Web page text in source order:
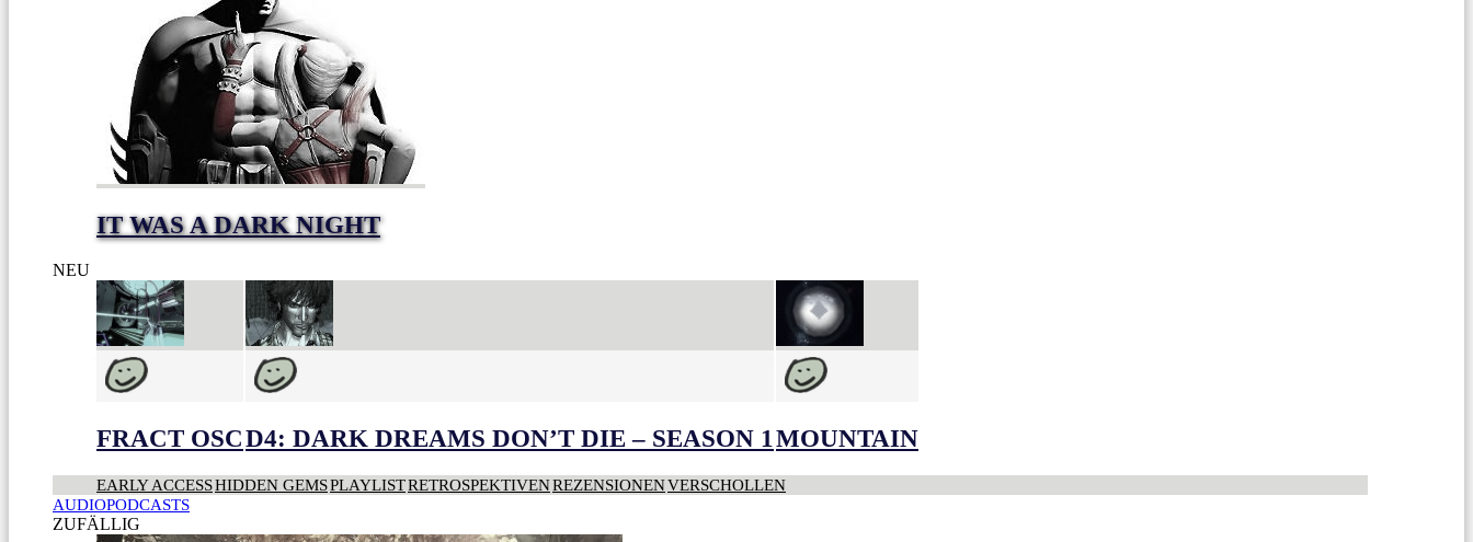
IT WAS A DARK NIGHT
NEU
FRACT OSCD4: DARK DREAMS DON’T DIE – SEASON 1MOUNTAIN
EARLY ACCESSHIDDEN GEMSPLAYLISTRETROSPEKTIVENREZENSIONENVERSCHOLLEN
AUDIOPODCASTS
ZUFÄLLIG